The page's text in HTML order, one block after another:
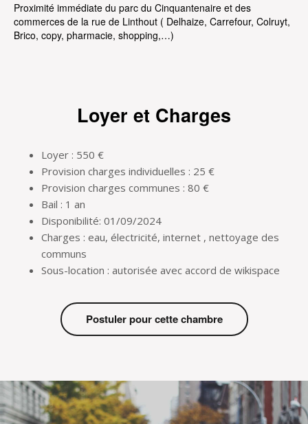
Proximité immédiate du parc du Cinquantenaire et des
commerces de la rue de Linthout ( Delhaize, Carrefour, Colruyt,
Brico, copy, pharmacie, shopping,…)
Loyer et Charges
Loyer : 550 €
Provision charges individuelles : 25 €
Provision charges communes : 80 €
Bail : 1 an
Disponibilité: 01/09/2024
Charges : eau, électricité, internet , nettoyage des
communs
Sous-location : autorisée avec accord de wikispace
Postuler pour cette chambre